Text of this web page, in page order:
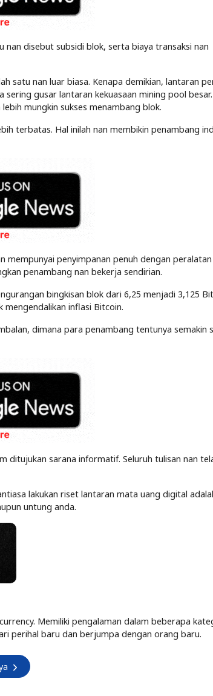
disebut subsidi blok, serta biaya transaksi nan
satu nan luar biasa. Kenapa demikian, lantaran
gusar lantaran kekuasaan mining pool
mungkin sukses menambang blok.
terbatas. Hal inilah nan membikin penambang
mempunyai penyimpanan penuh dengan peralatan
penambang nan bekerja sendirian.
bingkisan blok dari 6,25 menjadi 3,125
inflasi Bitcoin.
dimana para penambang tentunya semakin
ditujukan sarana informatif. Seluruh tulisan nan
lakukan riset lantaran mata uang digital
untung anda.
Memiliki pengalaman dalam beberapa
perihal baru dan berjumpa dengan orang baru.